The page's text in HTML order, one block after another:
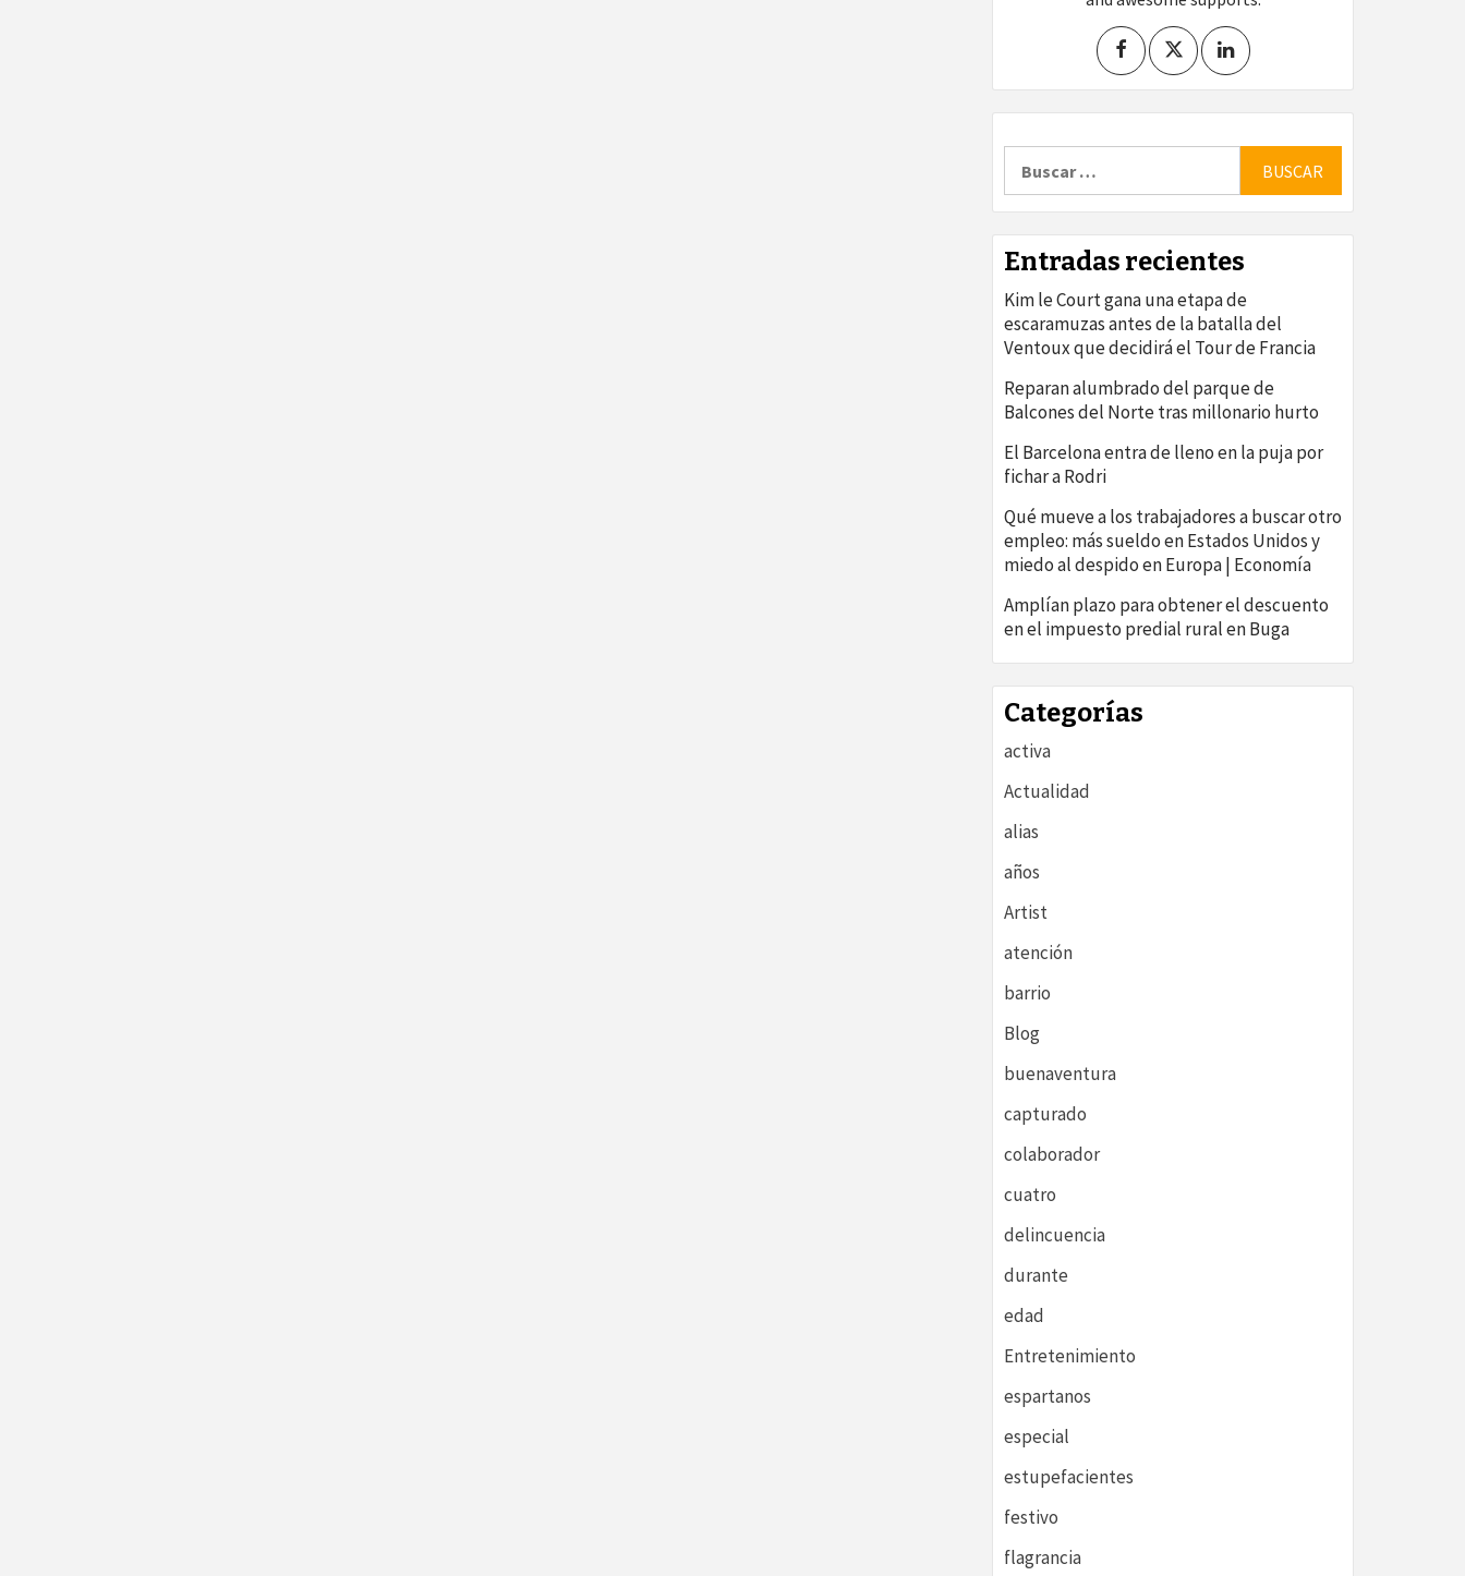
Entradas recientes
Kim le Court gana una etapa de
escaramuzas antes de la batalla del
Ventoux que decidirá el Tour de Francia
Reparan alumbrado del parque de
Balcones del Norte tras millonario hurto
El Barcelona entra de lleno en la puja por
fichar a Rodri
Qué mueve a los trabajadores a buscar otro
empleo: más sueldo en Estados Unidos y
miedo al despido en Europa | Economía
Amplían plazo para obtener el descuento
en el impuesto predial rural en Buga
Categorías
activa
Actualidad
alias
años
Artist
atención
barrio
Blog
buenaventura
capturado
colaborador
cuatro
delincuencia
durante
edad
Entretenimiento
espartanos
especial
estupefacientes
festivo
flagrancia